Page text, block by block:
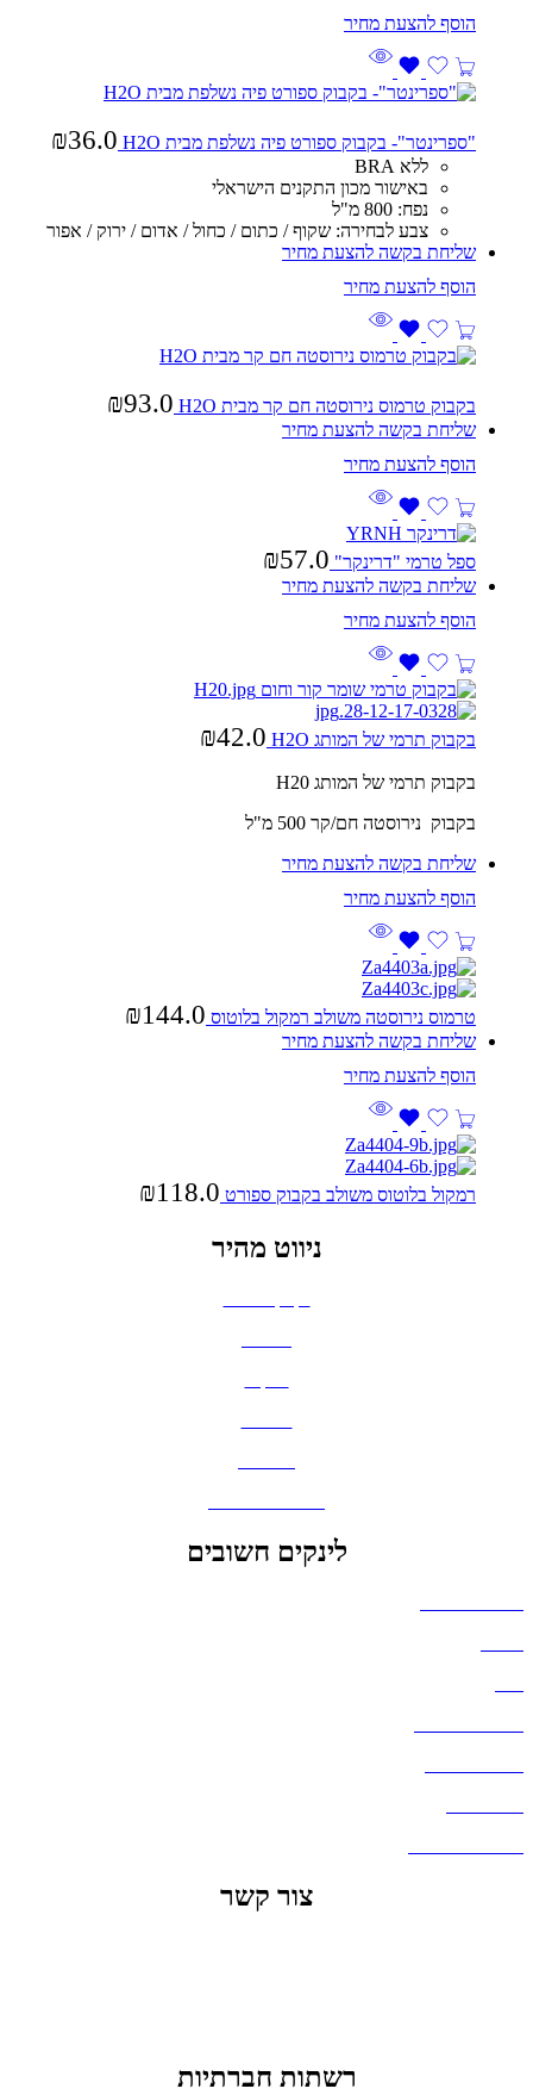
"ספרינטר"- בקבוק ספורט פיה נשלפת מבית H2O ₪36.0
ללא BRA
באישור מכון התקנים הישראלי
נפח: 800 מ"ל
צבע לבחירה: שקוף / כתום / כחול / אדום / ירוק / אפור
שליחת בקשה להצעת מחיר
בקבוק טרמוס נירוסטה חם קר מבית H2O ₪93.0
שליחת בקשה להצעת מחיר
ספל טרמי "דרינקר" ₪57.0
שליחת בקשה להצעת מחיר
בקבוק תרמי של המותג H2O ₪42.0
בקבוק תרמי של המותג H20
בקבוק נירוסטה חם/קר 500 מ"ל
שליחת בקשה להצעת מחיר
טרמוס נירוסטה משולב רמקול בלוטוס ₪144.0
שליחת בקשה להצעת מחיר
רמקול בלוטוס משולב בקבוק ספורט ₪118.0
ניווט מהיר
לינקים חשובים
צור קשר
רשתות חברתיות